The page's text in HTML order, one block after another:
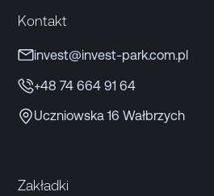
Kontakt
invest@invest-park.com.pl
+48 74 664 91 64
Uczniowska 16 Wałbrzych
Zakładki